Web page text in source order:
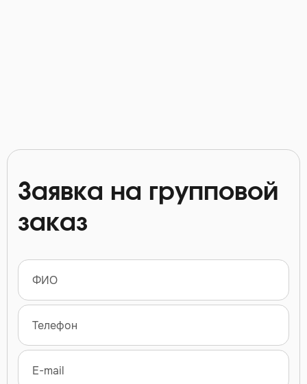
Заявка на групповой
заказ